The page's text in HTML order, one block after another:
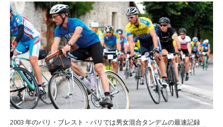
2003 年のパリ・ブレスト・パリでは男女混合タンデムの最速記録